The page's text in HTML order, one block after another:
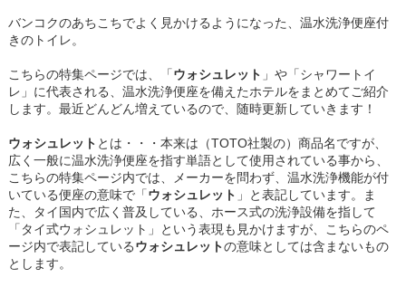
バンコクのあちこちでよく見かけるようになった、温水洗浄便座付
きのトイレ。
こちらの特集ページでは、「ウォシュレット 」や「シャワートイ
レ」に代表される、温水洗浄便座を備えたホテルをまとめてご紹介
します。最近どんどん増えているので、随時更新していきます！
ウォシュレット とは・・・本来は（TOTO社製の）商品名ですが、
広く一般に温水洗浄便座を指す単語として使用されている事から、
こちらの特集ページ内では、メーカーを問わず、温水洗浄機能が付
いている便座の意味で「ウォシュレット 」と表記しています。ま
た、タイ国内で広く普及している、ホース式の洗浄設備を指して
「タイ式ウォシュレット」という表現も見かけますが、こちらのペ
ージ内で表記しているウォシュレットの意味としては含まないもの
とします。